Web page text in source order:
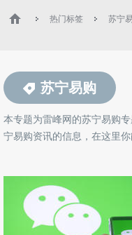
热门标签 苏宁
苏宁易购
本专题为雷峰网的苏宁易购
宁易购资讯的信息，在这里你